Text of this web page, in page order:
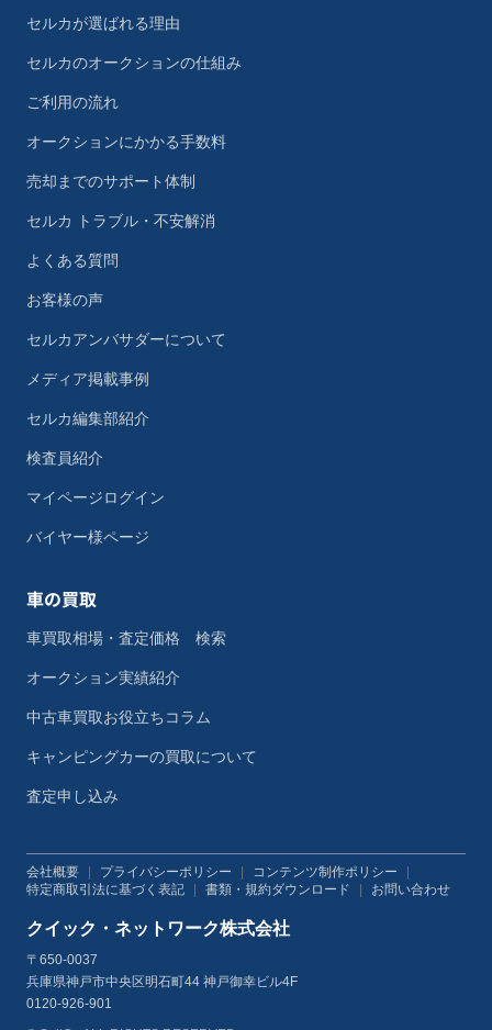
セルカが選ばれる理由
セルカのオークションの仕組み
ご利用の流れ
オークションにかかる手数料
売却までのサポート体制
セルカ トラブル・不安解消
よくある質問
お客様の声
セルカアンバサダーについて
メディア掲載事例
セルカ編集部紹介
検査員紹介
マイページログイン
バイヤー様ページ
車の買取
車買取相場・査定価格 検索
オークション実績紹介
中古車買取お役立ちコラム
キャンピングカーの買取について
査定申し込み
会社概要 プライバシーポリシー コンテンツ制作ポリシー
特定商取引法に基づく表記
書類・規約ダウンロード お問い合わせ
クイック・ネットワーク株式会社
〒650-0037
兵庫県神戸市中央区明石町44 神戸御幸ビル4F
0120-926-901